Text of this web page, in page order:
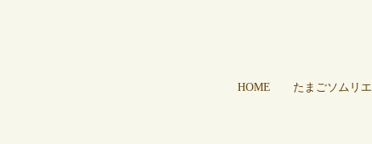
HOME たまごソムリエ